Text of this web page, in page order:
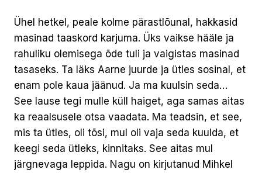
Ühel hetkel, peale kolme pärastlõunal, hakkasid
masinad taaskord karjuma. Üks vaikse hääle ja
rahuliku olemisega õde tuli ja vaigistas masinad
tasaseks. Ta läks Aarne juurde ja ütles sosinal, et
enam pole kaua jäänud. Ja ma kuulsin seda…
See lause tegi mulle küll haiget, aga samas aitas
ka reaalsusele otsa vaadata. Ma teadsin, et see,
mis ta ütles, oli tõsi, mul oli vaja seda kuulda, et
keegi seda ütleks, kinnitaks. See aitas mul
järgnevaga leppida. Nagu on kirjutanud Mihkel